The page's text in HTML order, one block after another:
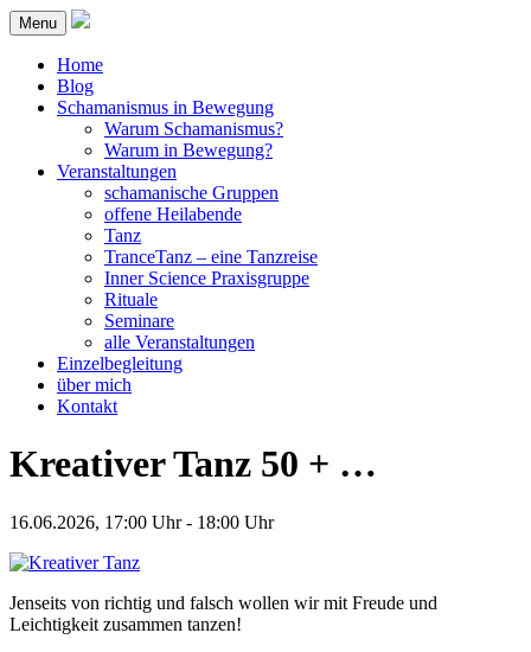
Menu
Home
Blog
Schamanismus in Bewegung
Warum Schamanismus?
Warum in Bewegung?
Veranstaltungen
schamanische Gruppen
offene Heilabende
Tanz
TranceTanz – eine Tanzreise
Inner Science Praxisgruppe
Rituale
Seminare
alle Veranstaltungen
Einzelbegleitung
über mich
Kontakt
Kreativer Tanz 50 + …
16.06.2026, 17:00 Uhr - 18:00 Uhr
Jenseits von richtig und falsch wollen wir mit Freude und
Leichtigkeit zusammen tanzen!